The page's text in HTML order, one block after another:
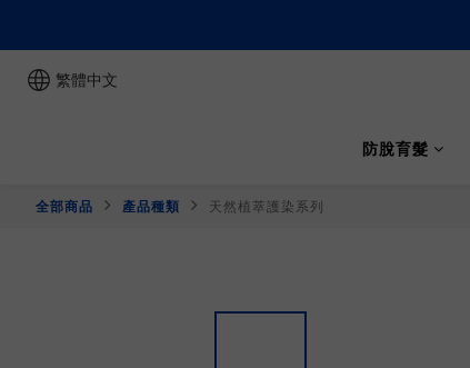
繁體中文
防脫育髮
全部商品 產品種類 天然植萃護染系列